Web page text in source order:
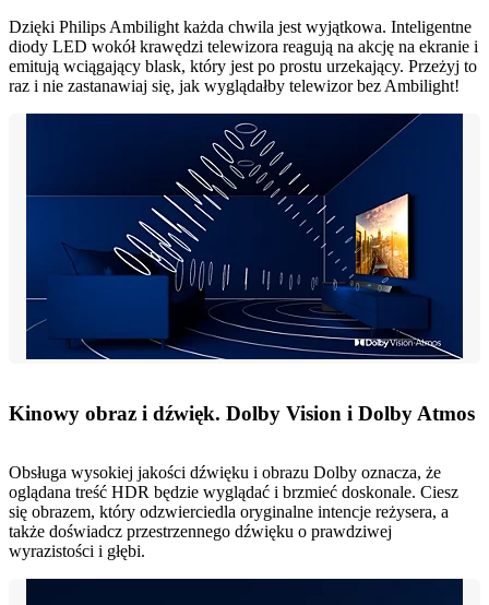
Dzięki Philips Ambilight każda chwila jest wyjątkowa. Inteligentne
diody LED wokół krawędzi telewizora reagują na akcję na ekranie i
emitują wciągający blask, który jest po prostu urzekający. Przeżyj to
raz i nie zastanawiaj się, jak wyglądałby telewizor bez Ambilight!
Kinowy obraz i dźwięk. Dolby Vision i Dolby Atmos
Obsługa wysokiej jakości dźwięku i obrazu Dolby oznacza, że
oglądana treść HDR będzie wyglądać i brzmieć doskonale. Ciesz
się obrazem, który odzwierciedla oryginalne intencje reżysera, a
także doświadcz przestrzennego dźwięku o prawdziwej
wyrazistości i głębi.